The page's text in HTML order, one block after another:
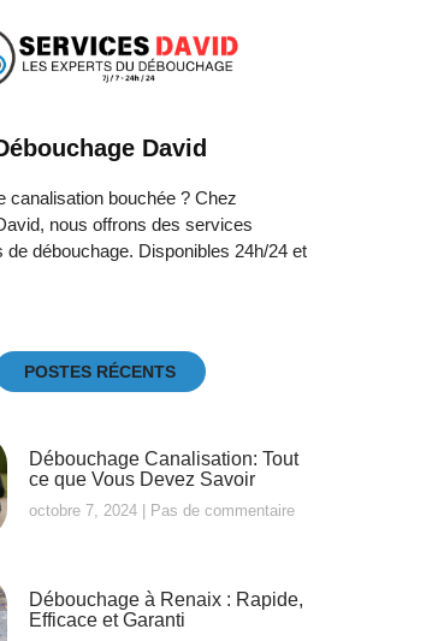
David
canalisation bouchée ? Chez
nous offrons des services
de débouchage. Disponibles 24h/24 et
POSTES RÉCENTS
Débouchage Canalisation: Tout
ce que Vous Devez Savoir
octobre 7, 2024 Pas de commentaire
Débouchage à Renaix : Rapide,
Efficace et Garanti